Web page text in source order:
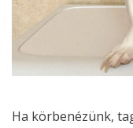
Ha körbenézünk,